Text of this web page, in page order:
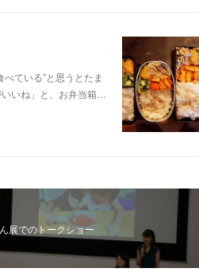
ている”と思うとたま
いね」と、お弁当箱…
展でのトークショー